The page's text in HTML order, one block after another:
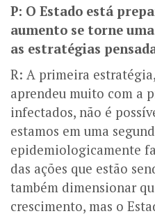
P: O Estado está
aumento se torne
as estratégias
R: A primeira
aprendeu muito com a
infectados, não é
estamos em uma
epidemiologicamente
das ações que estão
também dimensionar
crescimento, mas o